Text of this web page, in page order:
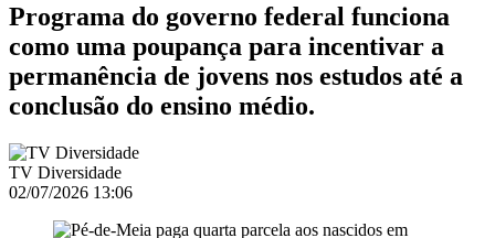
Programa do governo federal funciona
como uma poupança para incentivar a
permanência de jovens nos estudos até a
conclusão do ensino médio.
TV Diversidade
02/07/2026 13:06